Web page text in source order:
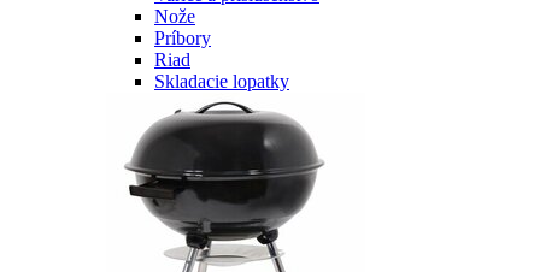
Nože
Príbory
Riad
Skladacie lopatky